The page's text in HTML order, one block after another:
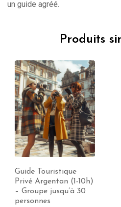
un guide agréé.
Produits
Guide Touristique
Privé Argentan (1-10h)
– Groupe jusqu’à 30
personnes